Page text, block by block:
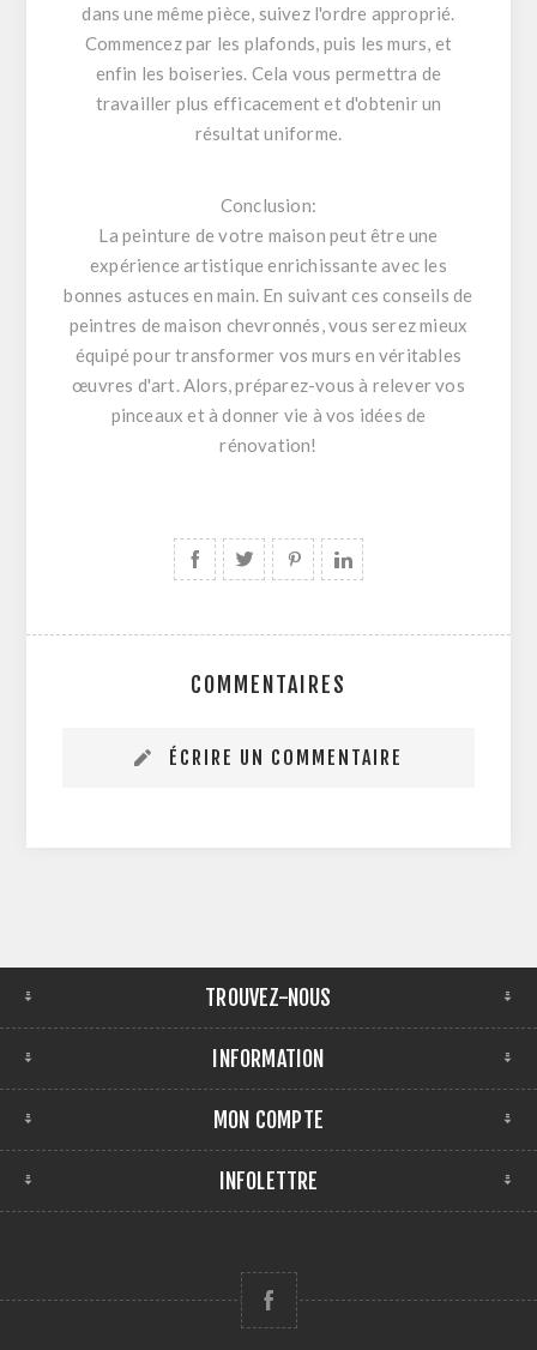
dans une même pièce, suivez l'ordre approprié.
Commencez par les plafonds, puis les murs, et
enfin les boiseries. Cela vous permettra de
travailler plus efficacement et d'obtenir un
résultat uniforme.
Conclusion:
La peinture de votre maison peut être une
expérience artistique enrichissante avec les
bonnes astuces en main. En suivant ces conseils de
peintres de maison chevronnés, vous serez mieux
équipé pour transformer vos murs en véritables
œuvres d'art. Alors, préparez-vous à relever vos
pinceaux et à donner vie à vos idées de
rénovation!
COMMENTAIRES
ÉCRIRE UN COMMENTAIRE
TROUVEZ-NOUS
INFORMATION
MON COMPTE
INFOLETTRE